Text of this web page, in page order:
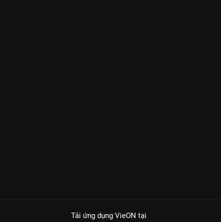
Tải ứng dụng VieON tại